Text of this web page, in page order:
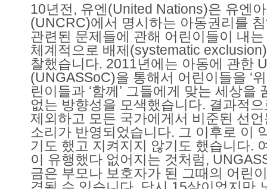
10년전, 유엔(United Nations)은 유엔
(UNCRC)에서 명시하는 아동권리를
관련된 문제들에 관해 어린이들이 내
체계적으로 배제(systematic
찰했습니다. 2011년에는 아동에 관한
(UNGASSoC)을 통해서 어린이들을 ‘
린이들과 ‘함께’ 그들에게 맞는 세상을
없는 방향성을 모색했습니다. 결과적
제외하고 모든 국가에게서 비준된 선
소리가 반영되었습니다. 그 이후로 이
기도 했고 지켜지지 않기도 했습니다.
이 유행했다 없어지는 것처럼,
금은 부모나 보호자가 된 그때의 어린